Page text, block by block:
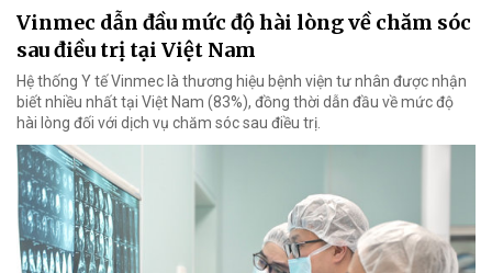
Vinmec dẫn đầu mức độ hài lòng về chăm sóc
sau điều trị tại Việt Nam
Hệ thống Y tế Vinmec là thương hiệu bệnh viện tư nhân được nhận
biết nhiều nhất tại Việt Nam (83%), đồng thời dẫn đầu về mức độ
hài lòng đối với dịch vụ chăm sóc sau điều trị.